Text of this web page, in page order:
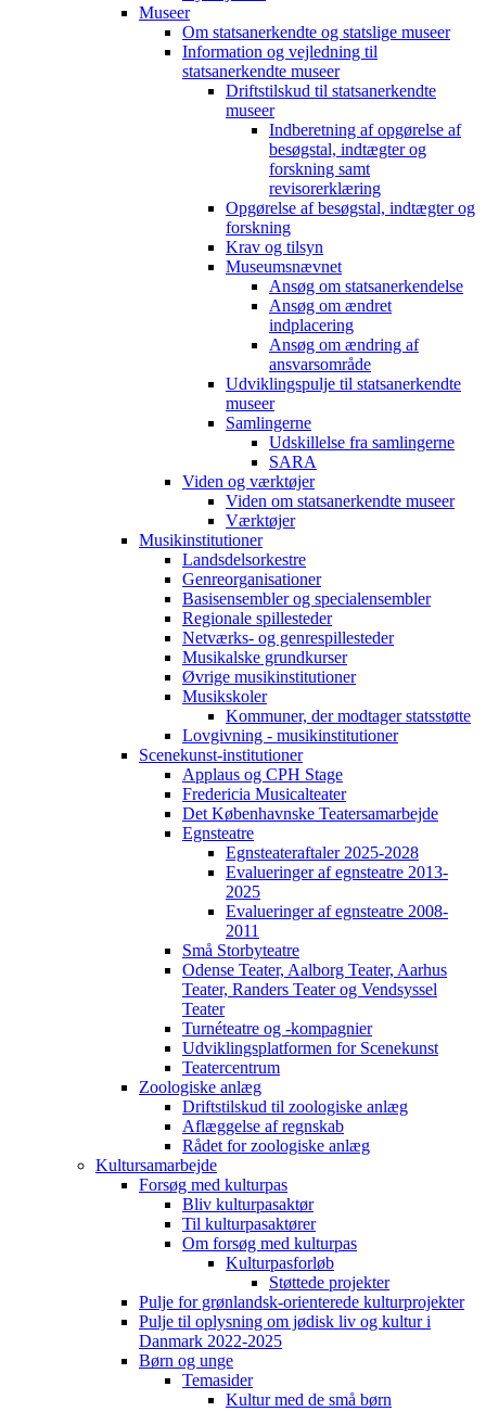
Museer
Om statsanerkendte og statslige museer
Information og vejledning til
statsanerkendte museer
Driftstilskud til statsanerkendte
museer
Indberetning af opgørelse af
besøgstal, indtægter og
forskning samt
revisorerklæring
Opgørelse af besøgstal, indtægter og
forskning
Krav og tilsyn
Museumsnævnet
Ansøg om statsanerkendelse
Ansøg om ændret
indplacering
Ansøg om ændring af
ansvarsområde
Udviklingspulje til statsanerkendte
museer
Samlingerne
Udskillelse fra samlingerne
SARA
Viden og værktøjer
Viden om statsanerkendte museer
Værktøjer
Musikinstitutioner
Landsdelsorkestre
Genreorganisationer
Basisensembler og specialensembler
Regionale spillesteder
Netværks- og genrespillesteder
Musikalske grundkurser
Øvrige musikinstitutioner
Musikskoler
Kommuner, der modtager statsstøtte
Lovgivning - musikinstitutioner
Scenekunst-institutioner
Applaus og CPH Stage
Fredericia Musicalteater
Det Københavnske Teatersamarbejde
Egnsteatre
Egnsteateraftaler 2025-2028
Evalueringer af egnsteatre 2013-
2025
Evalueringer af egnsteatre 2008-
2011
Små Storbyteatre
Odense Teater, Aalborg Teater, Aarhus
Teater, Randers Teater og Vendsyssel
Teater
Turnéteatre og -kompagnier
Udviklingsplatformen for Scenekunst
Teatercentrum
Zoologiske anlæg
Driftstilskud til zoologiske anlæg
Aflæggelse af regnskab
Rådet for zoologiske anlæg
Kultursamarbejde
Forsøg med kulturpas
Bliv kulturpasaktør
Til kulturpasaktører
Om forsøg med kulturpas
Kulturpasforløb
Støttede projekter
Pulje for grønlandsk-orienterede kulturprojekter
Pulje til oplysning om jødisk liv og kultur i
Danmark 2022-2025
Børn og unge
Temasider
Kultur med de små børn